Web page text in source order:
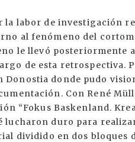
la labor de investigación
al fenómeno del
le llevó posteriormente
de esta retrospectiva.
Donostia donde pudo
Con René
“Fokus Baskenland.
lucharon duro para
dividido en dos